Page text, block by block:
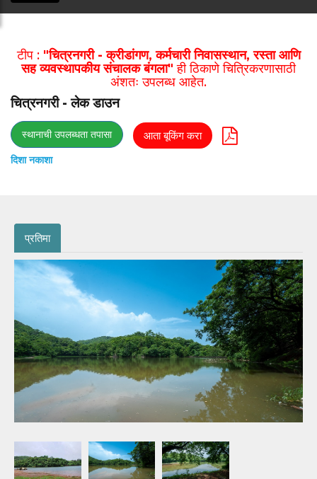
टीप : "चित्रनगरी - क्रीडांगण, कर्मचारी निवासस्थान, रस्ता आणि
सह व्यवस्थापकीय संचालक बंगला" ही ठिकाणे चित्रिकरणासाठी
अंशतः उपलब्ध आहेत.
चित्रनगरी - लेक डाउन
स्थानाची उपलब्धता तपासा आता बूकिंग करा
दिशा नकाशा
प्रतिमा